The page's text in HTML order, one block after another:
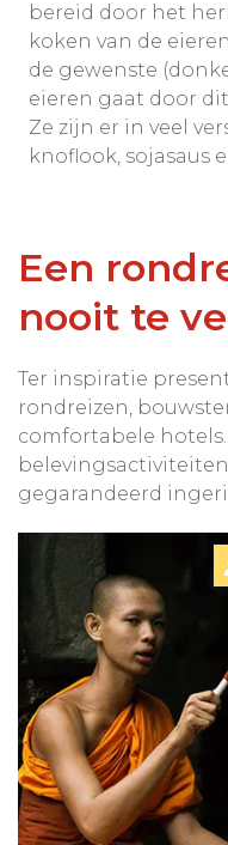
bereid door het
koken van de
de gewenste
eieren gaat door
Ze zijn er in veel
knoflook, sojasaus
Een
nooit te
Ter inspiratie
rondreizen,
comfortabele
gegarandeerd